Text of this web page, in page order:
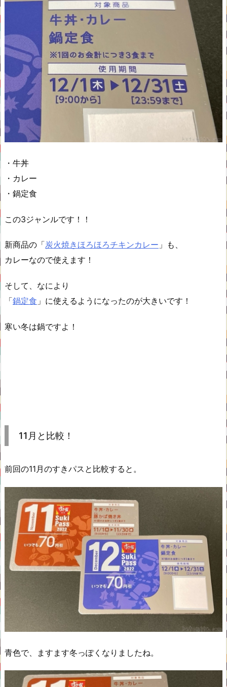
・牛丼
・カレー
・鍋定食
この3ジャンルです！！
新商品の「炭火焼きほろほろチキンカレー 」も、
カレーなので使えます！
そして、なにより
「鍋定食 」に使えるようになったのが大きいです！
寒い冬は鍋ですよ！
11月と比較！
前回の11月のすきパスと比較すると。
青色で、ますます冬っぽくなりましたね。